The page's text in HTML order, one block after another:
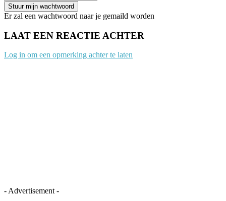
Er zal een wachtwoord naar je gemaild worden
LAAT EEN REACTIE ACHTER
Log in om een opmerking achter te laten
- Advertisement -